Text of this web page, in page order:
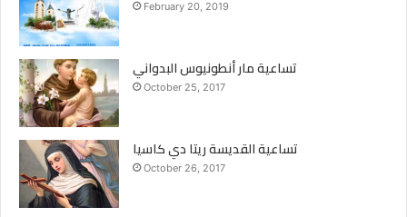
February 20, 2019
تساعية مار أنطونيوس البدواني
October 25, 2017
تساعية القديسة ريتا دي كاسيا
October 26, 2017